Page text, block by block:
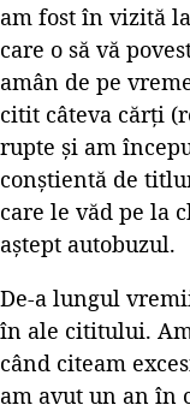
am fost în vizită
care o să vă
amân de pe
citit câteva cărți
rupte și am
conștientă de
care le văd pe la
aștept autobuzul.
De-a lungul
în ale cititului.
când citeam
am avut un an în